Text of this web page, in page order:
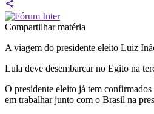
Compartilhar matéria
A viagem do presidente eleito Luiz
Lula deve desembarcar no Egito na
O presidente eleito já tem
em trabalhar junto com o Brasil na